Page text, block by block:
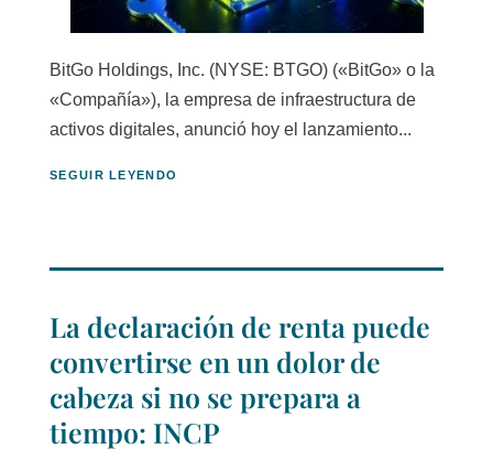
BitGo Holdings, Inc. (NYSE: BTGO) («BitGo» o la
«Compañía»), la empresa de infraestructura de
activos digitales, anunció hoy el lanzamiento...
SEGUIR LEYENDO
La declaración de renta puede
convertirse en un dolor de
cabeza si no se prepara a
tiempo: INCP